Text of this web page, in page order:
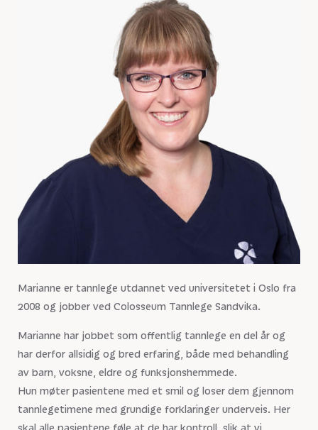
Marianne er tannlege utdannet ved universitetet i Oslo fra
2008 og jobber ved Colosseum Tannlege Sandvika.
Marianne har jobbet som offentlig tannlege en del år og
har derfor allsidig og bred erfaring, både med behandling
av barn, voksne, eldre og funksjonshemmede.
Hun møter pasientene med et smil og loser dem gjennom
tannlegetimene med grundige forklaringer underveis. Her
skal alle pasientene føle at de har kontroll, slik at vi